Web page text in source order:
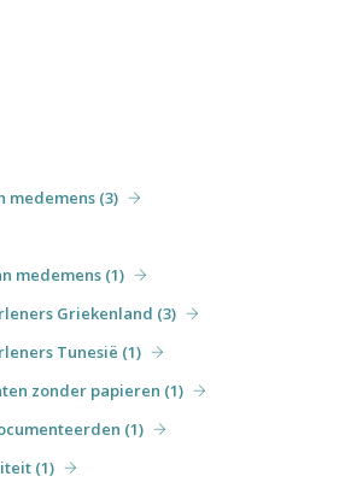
medemens (3)
medemens (1)
Griekenland (3)
Tunesië (1)
zonder papieren (1)
(1)
(1)